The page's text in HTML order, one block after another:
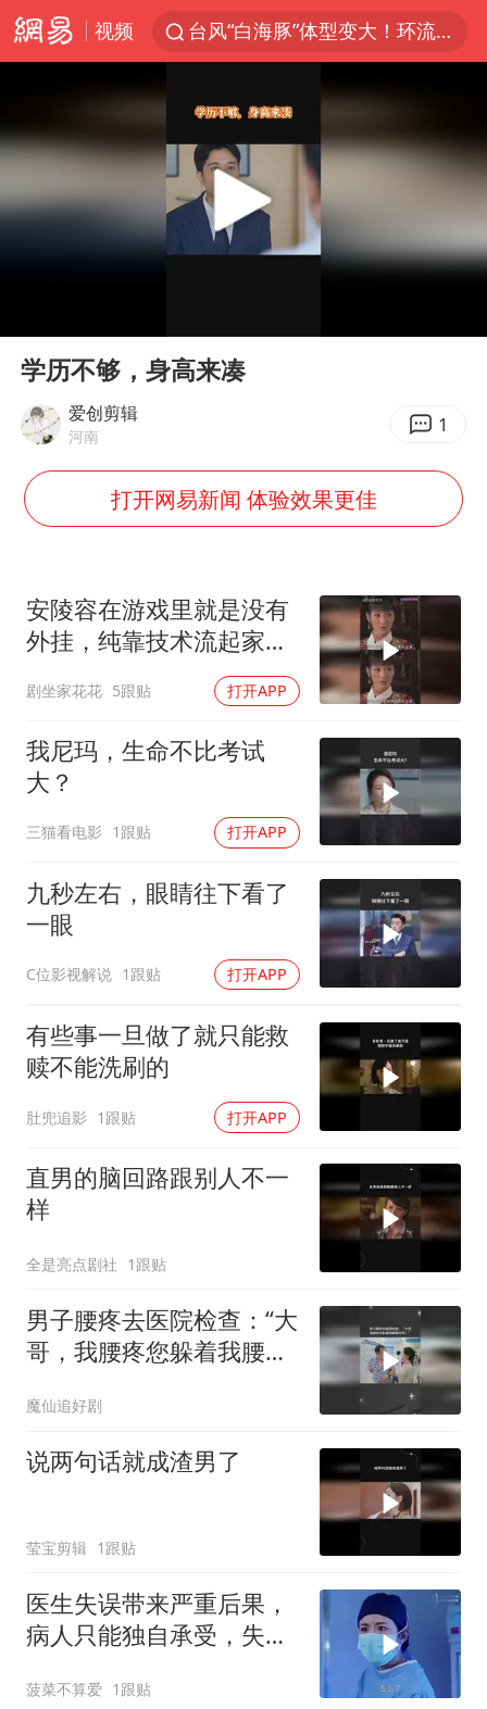
视频
台风“白海豚”体型变大！环流面积接近13个浙江那么大
汪峰阻止14岁女儿买大牌
我国货物贸易进出口超30万亿元
泰国枪击案凶手先杀祖父母后行凶
四川宜宾市高县发生4.9级地震
公司“上四休三”但要降薪1000元
女孩南太行山失联超11天 直击搜寻
中国女篮热身赛7日将战尼日利亚
东方之约 相约未来
Play
学历不够，身高来凑
爱创剪辑
河南 1
打开网易新闻 体验效果更佳
安陵容在游戏里就是没有
外挂，纯靠技术流起家的
剧坐家花花 5跟贴 打开APP
我尼玛，生命不比考试
大？
三猫看电影 1跟贴 打开APP
九秒左右，眼睛往下看了
一眼
C位影视解说 1跟贴 打开APP
有些事一旦做了就只能救
赎不能洗刷的
肚兜追影 1跟贴 打开APP
直男的脑回路跟别人不一
样
全是亮点剧社 1跟贴
男子腰疼去医院检查：“大
哥，我腰疼您躲着我腰查
魔仙追好剧
说两句话就成渣男了
莹宝剪辑 1跟贴
医生失误带来严重后果，
病人只能独自承受，失误
菠菜不算爱 1跟贴